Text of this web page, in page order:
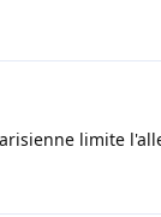
limite